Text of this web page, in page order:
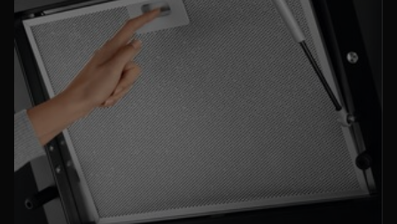
het koken worden gelucht om vocht uit de ruimte te
verwijderen.